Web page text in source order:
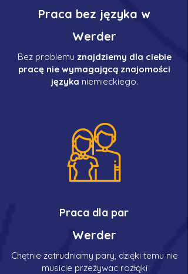
Praca bez języka w
Werder
Bez problemu znajdziemy dla ciebie
pracę nie wymagającą znajomości
języka niemieckiego.
Praca dla par
Werder
Chętnie zatrudniamy pary, dzięki temu nie
musicie przeżywac rozłąki